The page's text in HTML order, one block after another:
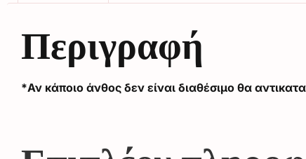
Περιγραφή
*Αν κάποιο άνθος δεν είναι διαθέσιμο θα